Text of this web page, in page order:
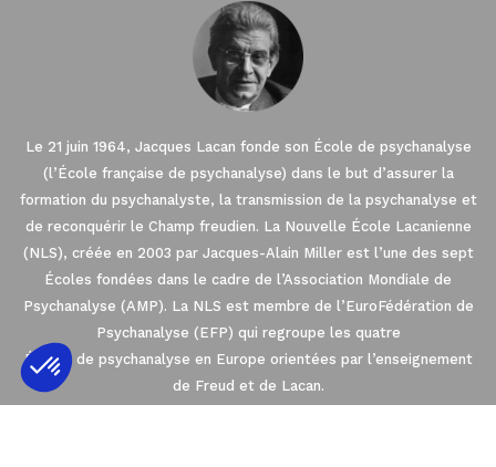
Le 21 juin 1964, Jacques Lacan fonde son École de psychanalyse
(l’École française de psychanalyse) dans le but d’assurer la
formation du psychanalyste, la transmission de la psychanalyse et
de reconquérir le Champ freudien. La Nouvelle École Lacanienne
(NLS), créée en 2003 par Jacques-Alain Miller est l’une des sept
Écoles fondées dans le cadre de l’Association Mondiale de
Psychanalyse (AMP). La NLS est membre de l’EuroFédération de
Psychanalyse (EFP) qui regroupe les quatre
Écoles de psychanalyse en Europe orientées par l’enseignement
de Freud et de Lacan.